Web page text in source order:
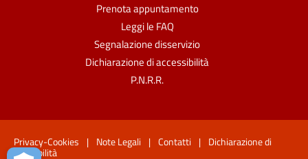
Prenota appuntamento
Leggi le FAQ
Segnalazione disservizio
Dichiarazione di accessibilità
P.N.R.R.
Privacy-Cookies | Note Legali | Contatti | Dichiarazione di
accessibilità